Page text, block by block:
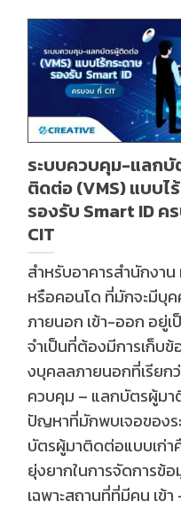
ระบบควบคุม-แลกบั
ติดต่อ (VMS) แบบไ
รองรับ Smart ID ค
CIT
สำหรับอาคารสำนักงา
หรือคอนโด ที่มักจะมีบุ
ภายนอก เข้า-ออก อยู่เ
จำเป็นที่ต้องมีการเก็บ
งบุคลลภายนอกที่เรียกว่
ควบคุม – แลกบัตรผู้ม
ปัญหาที่มักพบเจอของร
บัตรผู้มาติดต่อแบบเก่า
ยุ่งยากในการจัดการข้
เฉพาะสถานที่ที่มีคน เข้า